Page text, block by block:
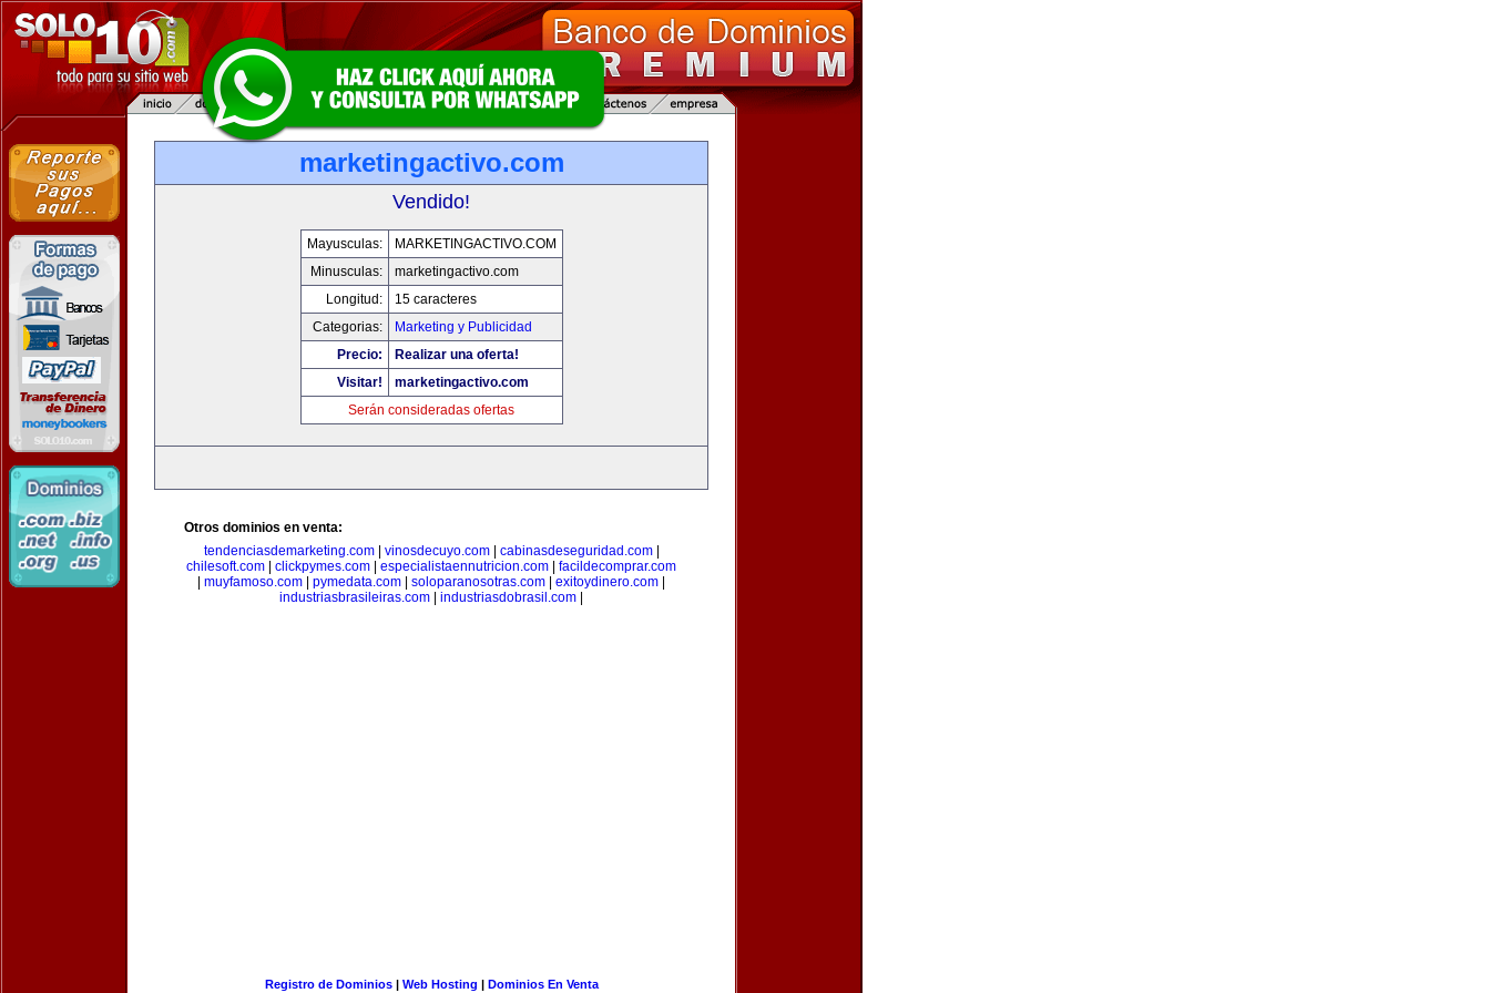
marketingactivo.com
Vendido!
Mayusculas:
MARKETINGACTIVO.COM
Minusculas:
marketingactivo.com
Longitud:
15 caracteres
Categorias:
Marketing y Publicidad
Precio:
Realizar una oferta!
Visitar!
marketingactivo.com
Serán consideradas ofertas
Otros dominios en venta:
tendenciasdemarketing.com| vinosdecuyo.com| cabinasdeseguridad.com|
chilesoft.com
clickpymes.com especialistaennutricion.com
facildecomprar.com
muyfamoso.com pymedata.com soloparanosotras.com exitoydinero.com
industriasbrasileiras.com
industriasdobrasil.com
Registro de Dominios| Web Hosting | Dominios En Venta